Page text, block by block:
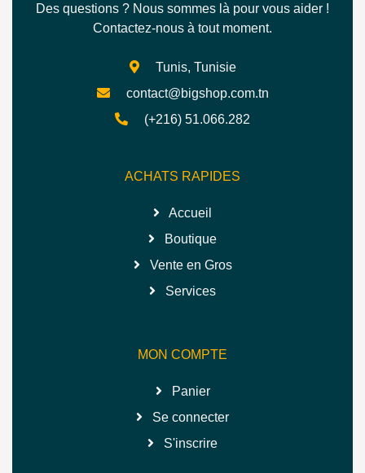
Des questions ? Nous sommes là pour vous aider !
Contactez-nous à tout moment.
Tunis, Tunisie
contact@bigshop.com.tn
(+216) 51.066.282
ACHATS RAPIDES
Accueil
Boutique
Vente en Gros
Services
MON COMPTE
Panier
Se connecter
S'inscrire